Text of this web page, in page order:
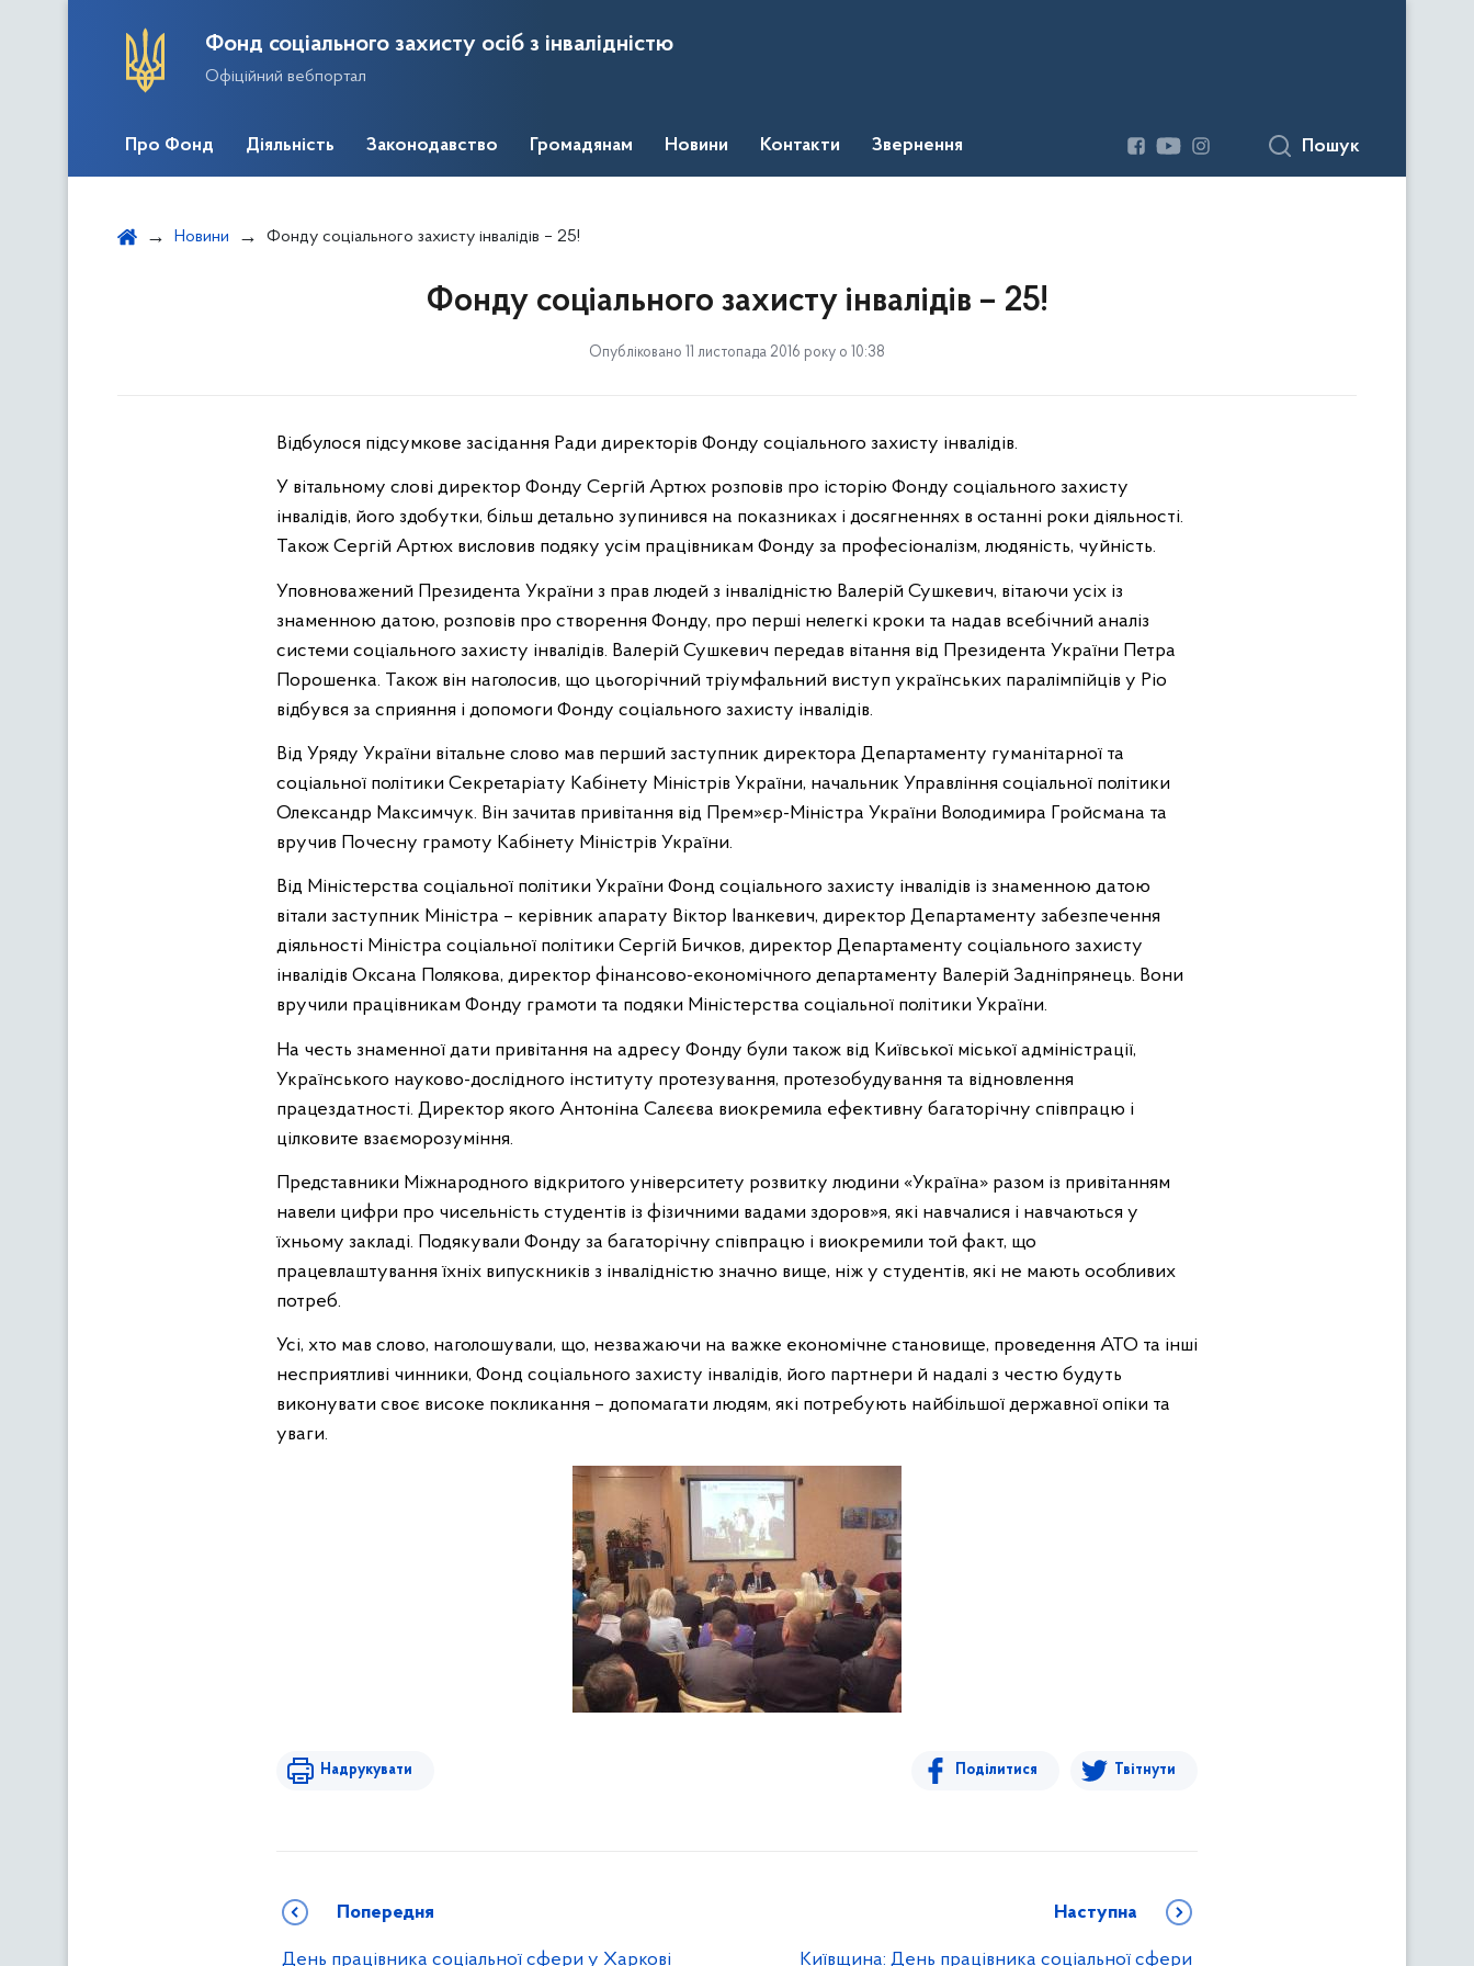
Фонд соціального захисту осіб з інвалідністю
Офіційний вебпортал
Про Фонд Діяльність Законодавство Громадянам Новини Контакти Звернення Пошук
Новини Фонду соціального захисту інвалідів – 25!
Фонду соціального захисту інвалідів – 25!
Опубліковано 11 листопада 2016 року о 10:38
Відбулося підсумкове засідання Ради директорів Фонду соціального захисту інвалідів.
У вітальному слові директор Фонду Сергій Артюх розповів про історію Фонду соціального захисту
інвалідів, його здобутки, більш детально зупинився на показниках і досягненнях в останні роки діяльності.
Також Сергій Артюх висловив подяку усім працівникам Фонду за професіоналізм, людяність, чуйність.
Уповноважений Президента України з прав людей з інвалідністю Валерій Сушкевич, вітаючи усіх із
знаменною датою, розповів про створення Фонду, про перші нелегкі кроки та надав всебічний аналіз
системи соціального захисту інвалідів. Валерій Сушкевич передав вітання від Президента України Петра
Порошенка. Також він наголосив, що цьогорічний тріумфальний виступ українських паралімпійців у Ріо
відбувся за сприяння і допомоги Фонду соціального захисту інвалідів.
Від Уряду України вітальне слово мав перший заступник директора Департаменту гуманітарної та
соціальної політики Секретаріату Кабінету Міністрів України, начальник Управління соціальної політики
Олександр Максимчук. Він зачитав привітання від Прем»єр-Міністра України Володимира Гройсмана та
вручив Почесну грамоту Кабінету Міністрів України.
Від Міністерства соціальної політики України Фонд соціального захисту інвалідів із знаменною датою
вітали заступник Міністра – керівник апарату Віктор Іванкевич, директор Департаменту забезпечення
діяльності Міністра соціальної політики Сергій Бичков, директор Департаменту соціального захисту
інвалідів Оксана Полякова, директор фінансово-економічного департаменту Валерій Задніпрянець. Вони
вручили працівникам Фонду грамоти та подяки Міністерства соціальної політики України.
На честь знаменної дати привітання на адресу Фонду були також від Київської міської адміністрації,
Українського науково-дослідного інституту протезування, протезобудування та відновлення
працездатності. Директор якого Антоніна Салєєва виокремила ефективну багаторічну співпрацю і
цілковите взаєморозуміння.
Представники Міжнародного відкритого університету розвитку людини «Україна» разом із привітанням
навели цифри про чисельність студентів із фізичними вадами здоров»я, які навчалися і навчаються у
їхньому закладі. Подякували Фонду за багаторічну співпрацю і виокремили той факт, що
працевлаштування їхніх випускників з інвалідністю значно вище, ніж у студентів, які не мають особливих
потреб.
Усі, хто мав слово, наголошували, що, незважаючи на важке економічне становище, проведення АТО та інші
несприятливі чинники, Фонд соціального захисту інвалідів, його партнери й надалі з честю будуть
виконувати своє високе покликання – допомагати людям, які потребують найбільшої державної опіки та
уваги.
Надрукувати Поділитися Твітнути
Попередня
День працівника соціальної сфери у Харкові
Наступна
Київщина: День працівника соціальної сфери